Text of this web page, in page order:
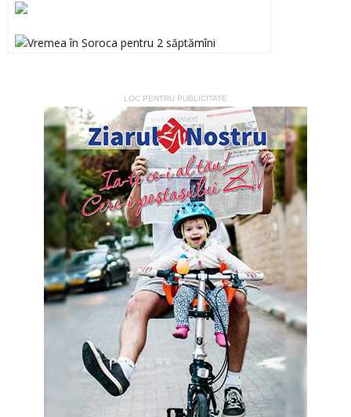
LOC PENTRU PUBLICITATE